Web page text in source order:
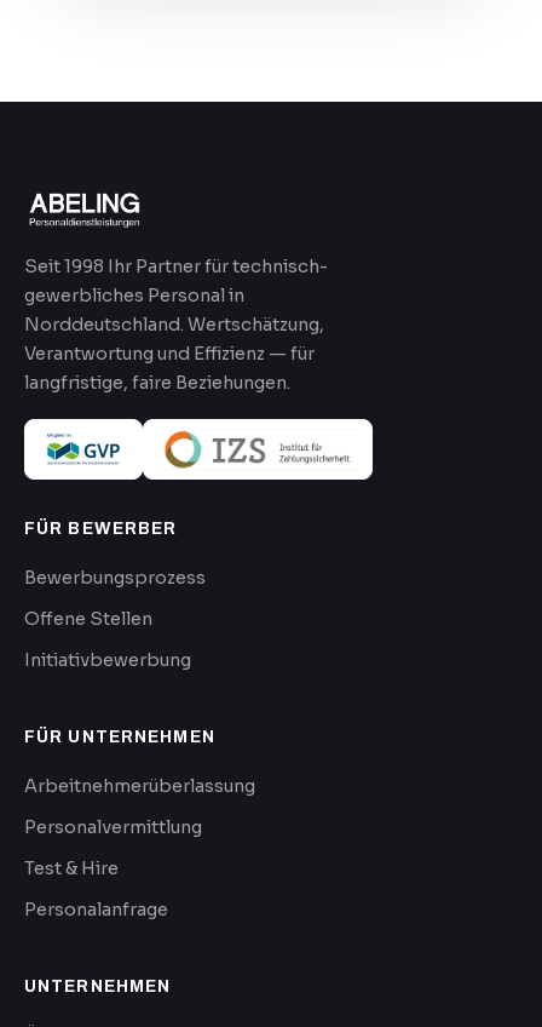
Seit 1998 Ihr Partner für technisch-
gewerbliches Personal in
Norddeutschland. Wertschätzung,
Verantwortung und Effizienz — für
langfristige, faire Beziehungen.
FÜR BEWERBER
Bewerbungsprozess
Offene Stellen
Initiativbewerbung
FÜR UNTERNEHMEN
Arbeitnehmerüberlassung
Personalvermittlung
Test & Hire
Personalanfrage
UNTERNEHMEN